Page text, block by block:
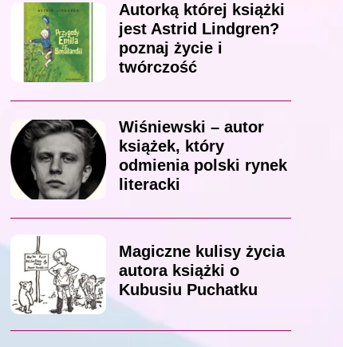
Autorką której książki
jest Astrid Lindgren?
poznaj życie i
twórczość
Wiśniewski – autor
książek, który
odmienia polski rynek
literacki
Magiczne kulisy życia
autora książki o
Kubusiu Puchatku